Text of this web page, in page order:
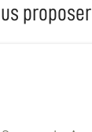
proposer